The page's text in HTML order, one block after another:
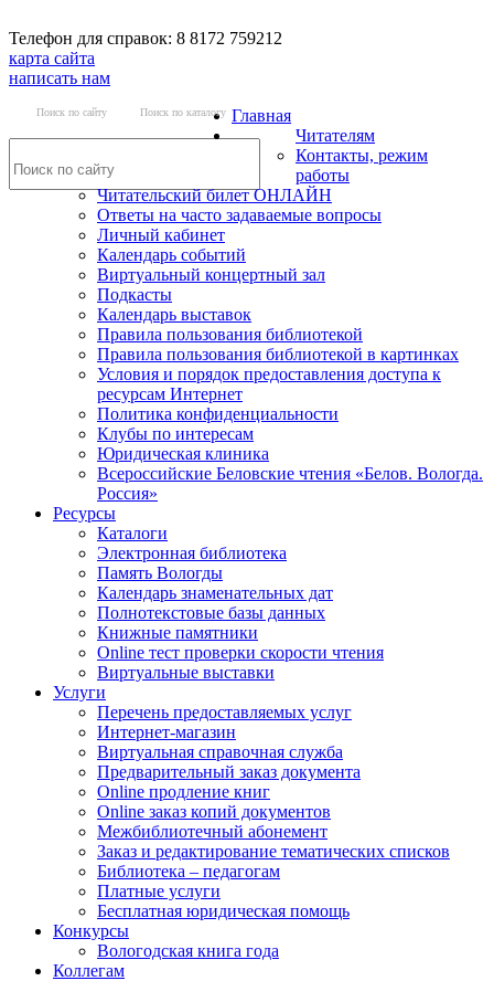
Телефон для справок: 8 8172 759212
карта сайта
написать нам
Поиск по сайту Поиск по каталогу Главная
Читателям
Контакты, режим
работы
Читательский билет ОНЛАЙН
Ответы на часто задаваемые вопросы
Личный кабинет
Календарь событий
Виртуальный концертный зал
Подкасты
Календарь выставок
Правила пользования библиотекой
Правила пользования библиотекой в картинках
Условия и порядок предоставления доступа к
ресурсам Интернет
Политика конфиденциальности
Клубы по интересам
Юридическая клиника
Всероссийские Беловские чтения «Белов. Вологда.
Россия»
Ресурсы
Каталоги
Электронная библиотека
Память Вологды
Календарь знаменательных дат
Полнотекстовые базы данных
Книжные памятники
Online тест проверки скорости чтения
Виртуальные выставки
Услуги
Перечень предоставляемых услуг
Интернет-магазин
Виртуальная справочная служба
Предварительный заказ документа
Online продление книг
Online заказ копий документов
Межбиблиотечный абонемент
Заказ и редактирование тематических списков
Библиотека – педагогам
Платные услуги
Бесплатная юридическая помощь
Конкурсы
Вологодская книга года
Коллегам